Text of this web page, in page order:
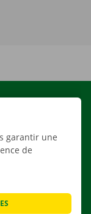
garantir une
de